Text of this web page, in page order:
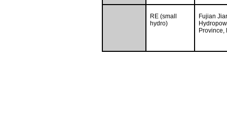
RE (small
hydro)
Fujian
Province,